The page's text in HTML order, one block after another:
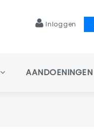
Inloggen
AANDOENINGEN